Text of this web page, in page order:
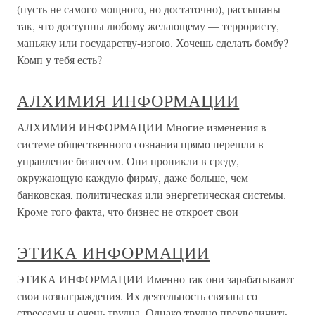
(пусть не самого мощного, но достаточно), рассыпаны
так, что доступны любому желающему — террористу,
маньяку или государству-изгою. Хочешь сделать бомбу?
Комп у тебя есть?
АЛХИМИЯ ИНФОРМАЦИИ
АЛХИМИЯ ИНФОРМАЦИИ Многие изменения в
системе общественного сознания прямо перешли в
управление бизнесом. Они проникли в среду,
окружающую каждую фирму, даже больше, чем
банковская, политическая или энергетическая системы.
Кроме того факта, что бизнес не откроет свои
ЭТИКА ИНФОРМАЦИИ
ЭТИКА ИНФОРМАЦИИ Именно так они зарабатывают
свои вознаграждения. Их деятельность связана со